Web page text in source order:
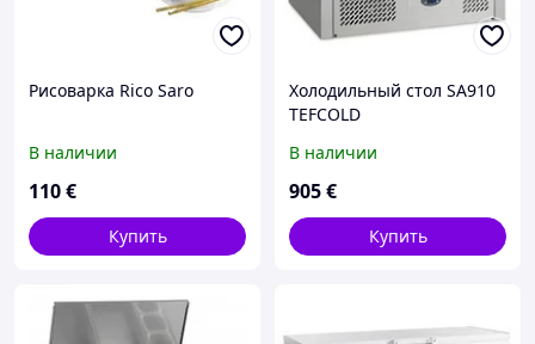
Рисоварка Rico Saro
В наличии
110€
Купить
Холодильный стол SA910
TEFCOLD
В наличии
905€
Купить